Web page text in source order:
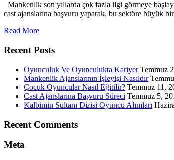
Mankenlik son yıllarda çok fazla ilgi görmeye
cast ajanslarına başvuru yaparak, bu sektöre büyük
Read More
Recent Posts
Oyunculuk Ve Oyunculukta Kariyer Temmuz
Mankenlik Ajanslarının İşleyişi Nasıldır
Çocuk Oyuncular Nasıl Eğitilir? Temmuz 11,
Cast Ajanslarına Başvuru Süreci Temmuz 5,
Kalbimin Sultanı Dizisi Oyuncu Alımları
Recent Comments
Meta